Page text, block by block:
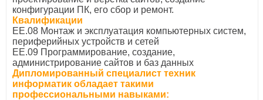
конфигурации ПК, его сбор и ремонт.
Квалификации
ЕЕ.08 Монтаж и эксплуатация компьютерных систем,
периферийных устройств и сетей
ЕЕ.09 Программирование, создание,
администрирование сайтов и баз данных
Дипломированный специалист техник
информатик обладает такими
профессиональными навыками: